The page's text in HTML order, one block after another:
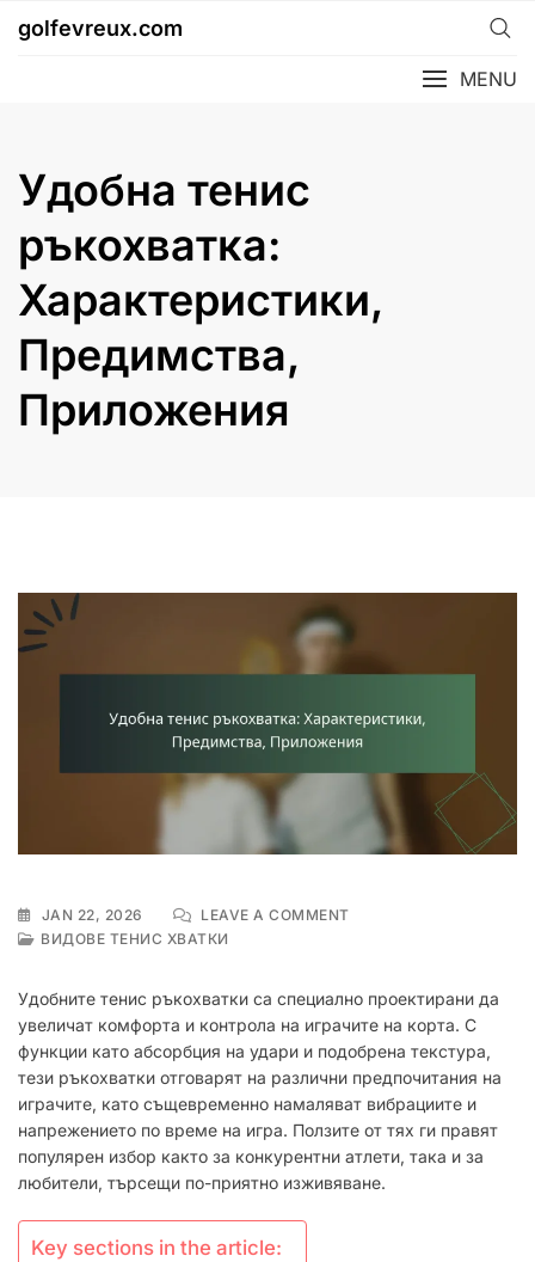
golfevreux.com
MENU
Удобна тенис
ръкохватка:
Характеристики,
Предимства,
Приложения
JAN 22, 2026 LEAVE A COMMENTON
ХАРАКТЕРИСТИКИ,
ПРЕДИМСТВА,
ПРИЛОЖЕНИЯ
ВИДОВЕ ТЕНИС ХВАТКИ
Удобните тенис ръкохватки са специално проектирани да
увеличат комфорта и контрола на играчите на корта. С
функции като абсорбция на удари и подобрена текстура,
тези ръкохватки отговарят на различни предпочитания на
играчите, като същевременно намаляват вибрациите и
напрежението по време на игра. Ползите от тях ги правят
популярен избор както за конкурентни атлети, така и за
любители, търсещи по-приятно изживяване.
Key sections in the article: